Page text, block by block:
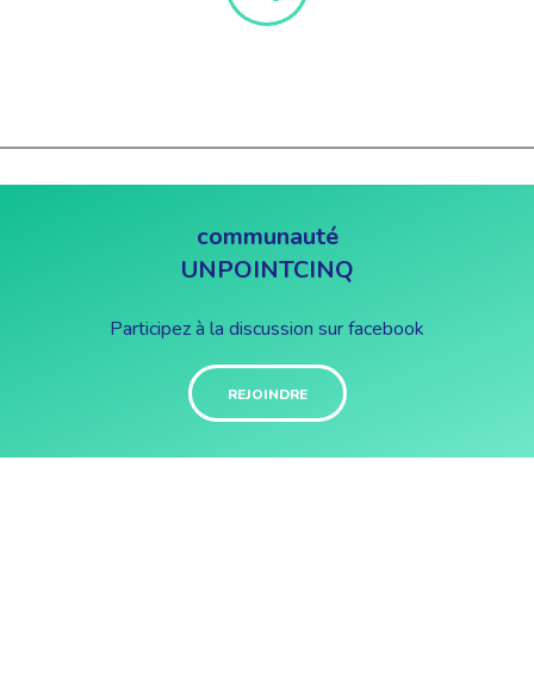
communauté
UNPOINTCINQ
Participez à la discussion sur facebook
REJOINDRE